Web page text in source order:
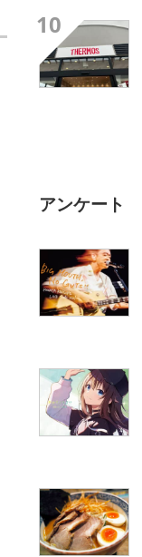
10
アンケート